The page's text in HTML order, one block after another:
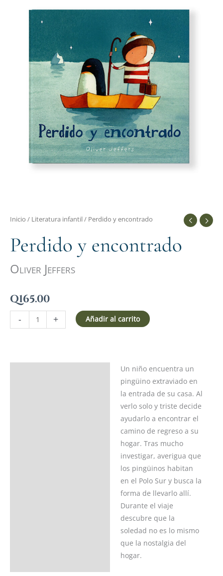
Inicio / Literatura infantil/ Perdido y encontrado
Perdido y encontrado
Oliver Jeffers
Q165.00
-
encontrado
+ Añadir al carrito
Un niño encuentra un
pingüino extraviado en
la entrada de su casa. Al
verlo solo y triste decide
ayudarlo a encontrar el
camino de regreso a su
hogar. Tras mucho
investigar, averigua que
los pingüinos habitan
en el Polo Sur y busca la
forma de llevarlo allí.
Durante el viaje
descubre que la
soledad no es lo mismo
que la nostalgia del
hogar.